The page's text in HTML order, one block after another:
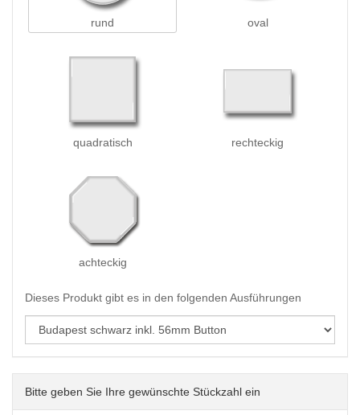
rund oval
quadratisch rechteckig
achteckig
Dieses Produkt gibt es in den folgenden Ausführungen
Bitte geben Sie Ihre gewünschte Stückzahl ein